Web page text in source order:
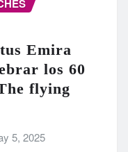
Emira
los 60
flying
5, 2025